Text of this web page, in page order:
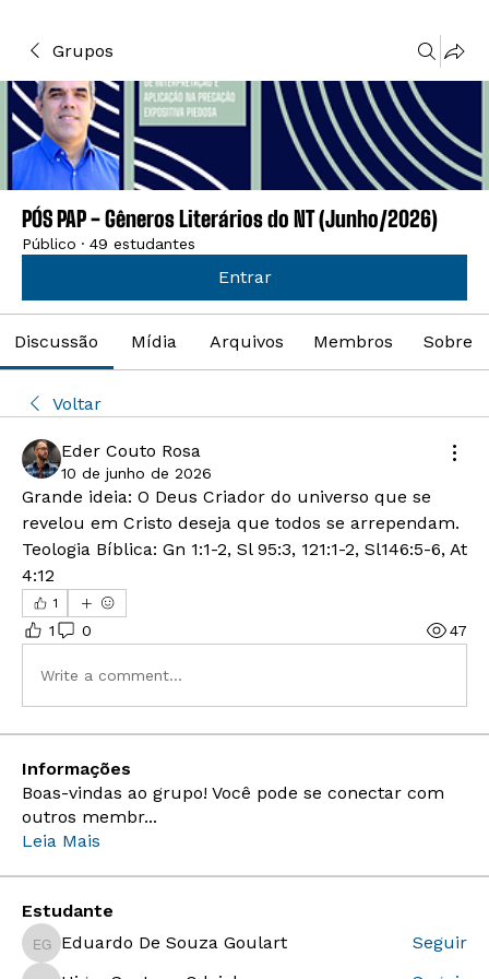
Grupos
PÓS PAP - Gêneros Literários do NT (Junho/2026)
Público · 49 estudantes
Entrar
Discussão Mídia Arquivos Membros Sobre
Voltar
Eder Couto Rosa
10 de junho de 2026
Grande ideia: O Deus Criador do universo que se
revelou em Cristo deseja que todos se arrependam.
Teologia Bíblica: Gn 1:1-2, Sl 95:3, 121:1-2, Sl146:5-6, At
4:12
1
1 0 47
Write a comment...
Informações
Boas-vindas ao grupo! Você pode se conectar com
outros membr...
Leia Mais
Estudante
Eduardo De Souza Goulart
Eduardo De Souza Goulart
Seguir